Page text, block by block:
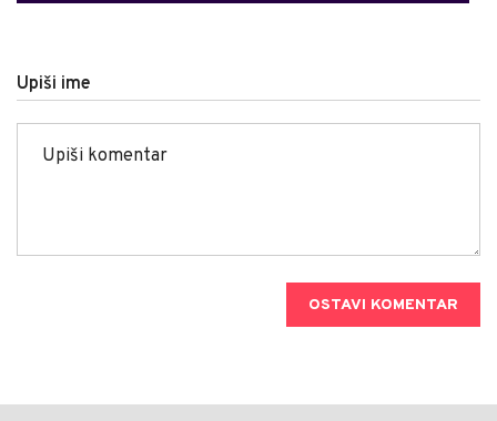
Upiši ime
OSTAVI KOMENTAR